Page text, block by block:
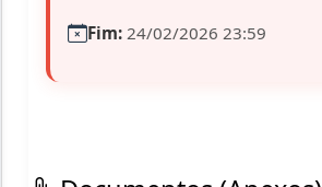
Fim: 24/02/2026 23:59